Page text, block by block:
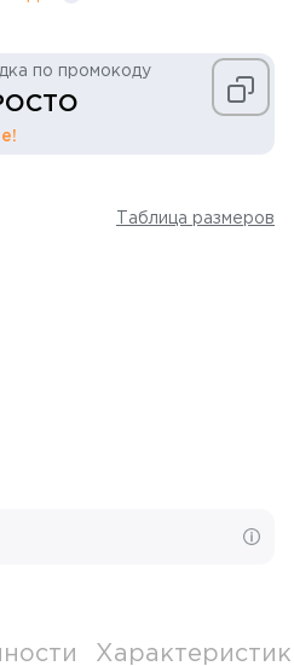
по промокоду
Таблица размеров